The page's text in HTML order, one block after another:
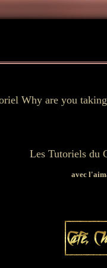
Why are you
Les Tutoriels du
avec